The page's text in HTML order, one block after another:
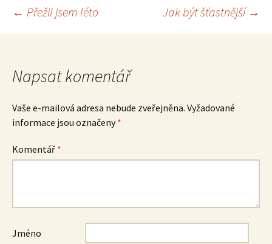
Navigace
pro
příspěvek
← Přežil jsem léto Jak být šťastnější →
Napsat komentář
Vaše e-mailová adresa nebude zveřejněna. Vyžadované
informace jsou označeny*
Komentář *
Jméno